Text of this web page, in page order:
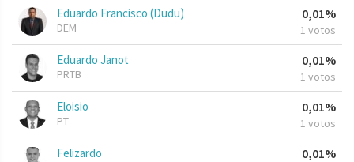
Eduardo Francisco (Dudu)
DEM
0,01%
1 votos
Eduardo Janot
PRTB
0,01%
1 votos
Eloisio
PT
0,01%
1 votos
Felizardo 0,01%